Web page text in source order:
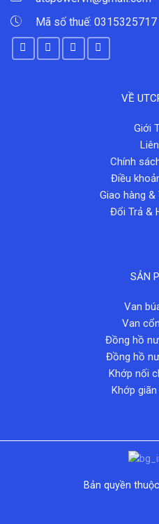
Mã số thuế: 0315325717
VỀ
Giới
Chính
Điều
Giao hàng &
Đổi Trả &
SẢN
Van
Van
Đồng hồ
Đồng hồ
Khớp nối
Khớp
Bản quyền